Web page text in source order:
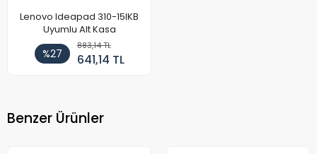
Lenovo Ideapad 310-15IKB
Uyumlu Alt Kasa
%27
883,14 TL
641,14 TL
Benzer Ürünler